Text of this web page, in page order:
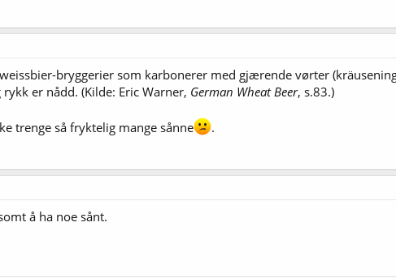
bryggerier som karbonerer med gjærende vørter
er nådd. (Kilde: Eric Warner, German Wheat Beer, s.83.)
trenge så fryktelig mange sånne .
å ha noe sånt.